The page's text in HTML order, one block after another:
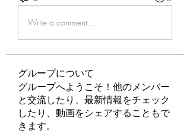
Write a comment...
グループについて
グループへようこそ！他のメンバー
と交流したり、最新情報をチェック
したり、動画をシェアすることもで
きます。